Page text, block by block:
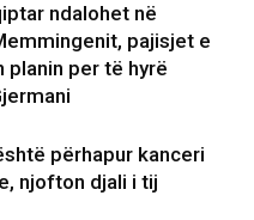
ndalohet në
pajisjet e
planin per të hyrë
përhapur kanceri
njofton djali i tij